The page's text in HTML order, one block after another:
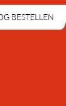
BESTELLEN